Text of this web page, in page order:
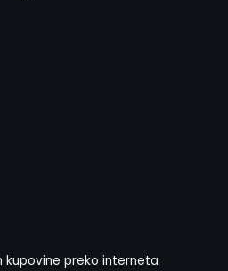
kupovine preko interneta